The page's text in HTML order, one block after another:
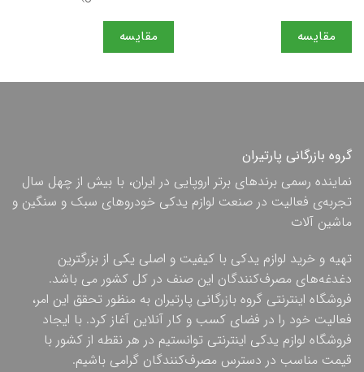
مقایسه مقایسه
گروه بازرگانی پارتیران
نماینده رسمی برندهای برتر اروپایی در ایران، با بیش از چهل سال
تجربه‌ی فعالیت در صنعت لوازم یدکی خودروهای سبک و سنگین و
ماشین آلات
تهیه و خرید لوازم یدکی با کیفیت و اصلی یکی از بزرگترین
دغدغه‌های مصرف‌کنندگان این صنف در کل کشور می باشد.
فروشگاه اینترنتی گروه بازرگانی پارتیران به منظور تحقق این امر،
فعالیت خود را در فضای کسب و کار آنلاین آغاز کرد. با ایجاد
فروشگاه لوازم یدکی اینترنتی توانستیم در هر نقطه از کشور با
قیمت مناسب در دسترس مصرف‌کنندگان گرامی باشیم.